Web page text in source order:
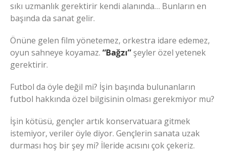
sıkı uzmanlık gerektirir kendi alanında… Bunların en
başında da sanat gelir.
Önüne gelen film yönetemez, orkestra idare edemez,
oyun sahneye koyamaz. “Bağzı” şeyler özel yetenek
gerektirir.
Futbol da öyle değil mi? İşin başında bulunanların
futbol hakkında özel bilgisinin olması gerekmiyor mu?
İşin kötüsü, gençler artık konservatuara gitmek
istemiyor, veriler öyle diyor. Gençlerin sanata uzak
durması hoş bir şey mi? İleride acısını çok çekeriz.